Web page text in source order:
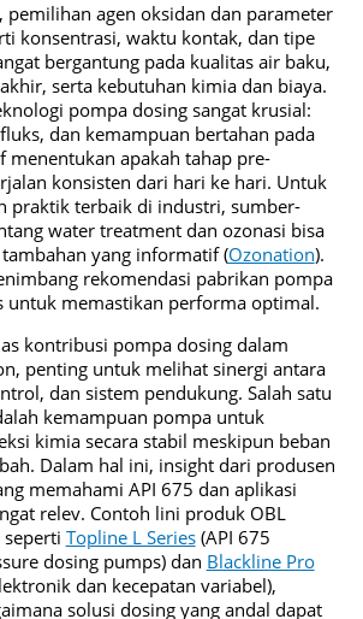
pemilihan agen oksidan dan parameter
konsentrasi, waktu kontak, dan tipe
bergantung pada kualitas air baku,
serta kebutuhan kimia dan biaya.
pompa dosing sangat krusial:
dan kemampuan bertahan pada
menentukan apakah tahap pre-
konsisten dari hari ke hari. Untuk
praktik terbaik di industri, sumber-
water treatment dan ozonasi bisa
yang informatif (Ozonation).
rekomendasi pabrikan pompa
untuk memastikan performa optimal.
kontribusi pompa dosing dalam
penting untuk melihat sinergi antara
dan sistem pendukung. Salah satu
kemampuan pompa untuk
kimia secara stabil meskipun beban
Dalam hal ini, insight dari produsen
memahami API 675 dan aplikasi
relev. Contoh lini produk OBL
seperti Topline L Series(API 675
dosing pumps) dan Blackline Pro
dan kecepatan variabel),
solusi dosing yang andal dapat